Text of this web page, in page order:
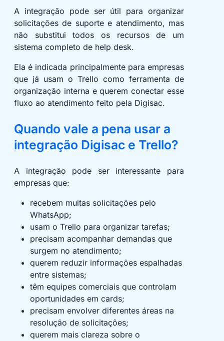
A integração pode ser útil para organizar
solicitações de suporte e atendimento, mas
não substitui todos os recursos de um
sistema completo de help desk.
Ela é indicada principalmente para empresas
que já usam o Trello como ferramenta de
organização interna e querem conectar esse
fluxo ao atendimento feito pela Digisac.
Quando vale a pena usar a
integração Digisac e Trello?
A integração pode ser interessante para
empresas que:
recebem muitas solicitações pelo
WhatsApp;
usam o Trello para organizar tarefas;
precisam acompanhar demandas que
surgem no atendimento;
querem reduzir informações espalhadas
entre sistemas;
têm equipes comerciais que controlam
oportunidades em cards;
precisam envolver diferentes áreas na
resolução de solicitações;
querem mais clareza sobre o